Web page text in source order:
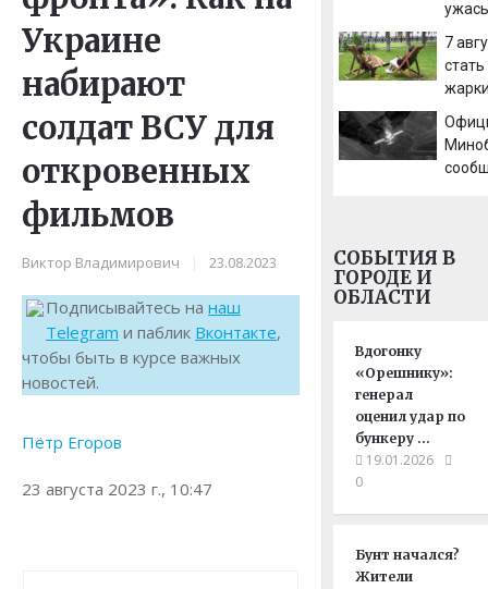
Украине
набирают
солдат ВСУ для
откровенных
фильмов
Виктор Владимирович 23.08.2023
Подписывайтесь на наш
Telegram и паблик Вконтакте,
чтобы быть в курсе важных
новостей.
Пётр Егоров
23 августа 2023 г., 10:47
7
СОБЫТИЯ В
ГОРОДЕ И
ОБЛАСТИ
Вдогонку
«Орешнику»:
генерал
оценил удар по
бункеру …
19.01.2026
0
Бунт начался?
Жители